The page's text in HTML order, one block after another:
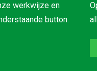
werkwijze en
button.